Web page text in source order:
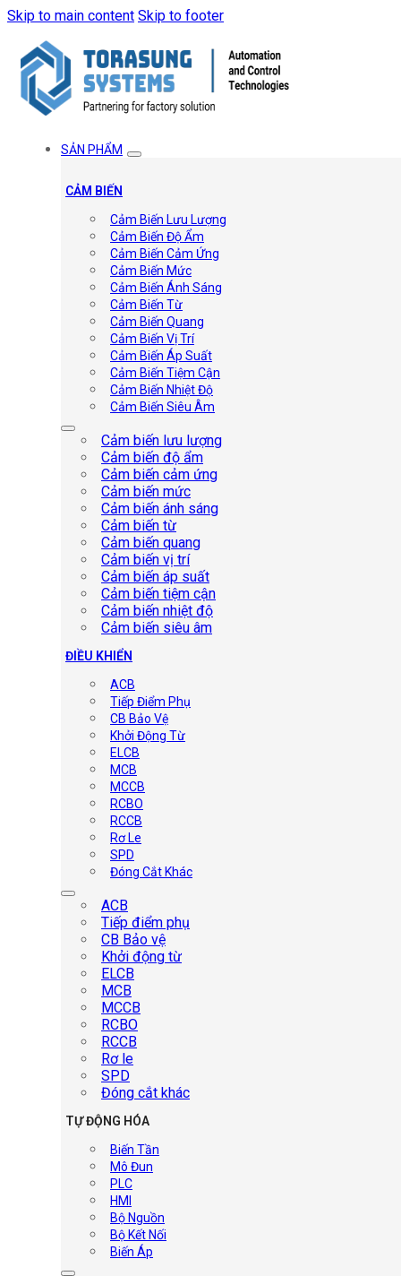
Skip to main content Skip to footer
SẢN PHẨM
CẢM BIẾN
Cảm Biến Lưu Lượng
Cảm Biến Độ Ẩm
Cảm Biến Cảm Ứng
Cảm Biến Mức
Cảm Biến Ánh Sáng
Cảm Biến Từ
Cảm Biến Quang
Cảm Biến Vị Trí
Cảm Biến Áp Suất
Cảm Biến Tiệm Cận
Cảm Biến Nhiệt Độ
Cảm Biến Siêu Âm
Cảm biến lưu lượng
Cảm biến độ ẩm
Cảm biến cảm ứng
Cảm biến mức
Cảm biến ánh sáng
Cảm biến từ
Cảm biến quang
Cảm biến vị trí
Cảm biến áp suất
Cảm biến tiệm cận
Cảm biến nhiệt độ
Cảm biến siêu âm
ĐIỀU KHIỂN
ACB
Tiếp Điểm Phụ
CB Bảo Vệ
Khởi Động Từ
ELCB
MCB
MCCB
RCBO
RCCB
Rơ Le
SPD
Đóng Cắt Khác
ACB
Tiếp điểm phụ
CB Bảo vệ
Khởi động từ
ELCB
MCB
MCCB
RCBO
RCCB
Rơ le
SPD
Đóng cắt khác
TỰ ĐỘNG HÓA
Biến Tần
Mô Đun
PLC
HMI
Bộ Nguồn
Bộ Kết Nối
Biến Áp